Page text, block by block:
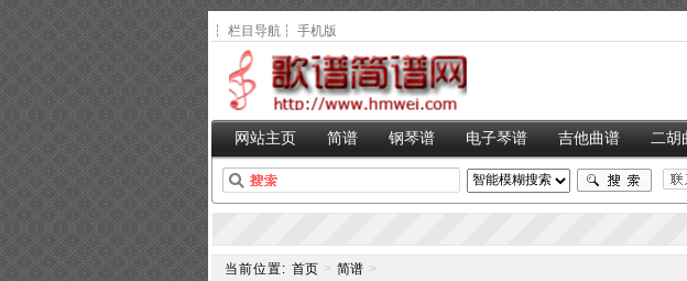
┆ 栏目导航 ┆ 手机版
网站主页 简谱 钢琴谱 电子琴谱 吉他曲谱 二胡
当前位置: 首页 > 简谱 >